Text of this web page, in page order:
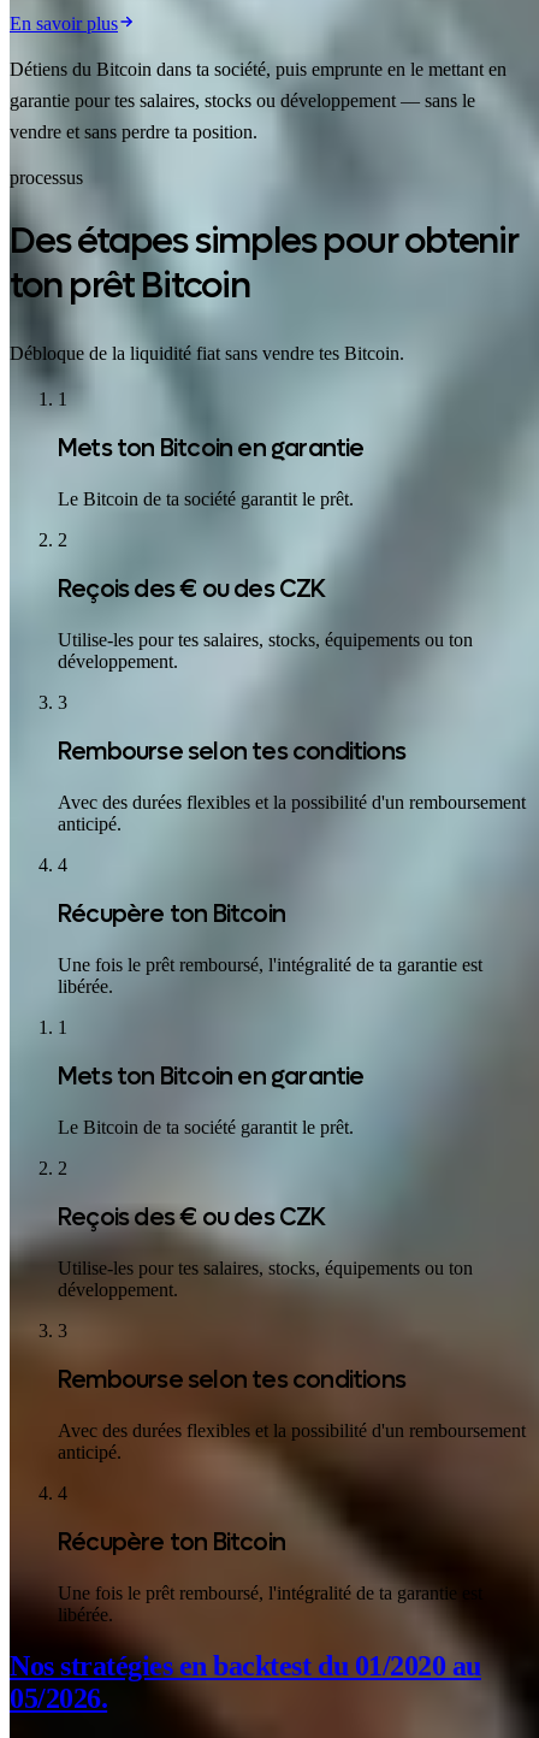
En savoir plus
Détiens du Bitcoin dans ta société, puis emprunte en le mettant en
garantie pour tes salaires, stocks ou développement — sans le
vendre et sans perdre ta position.
processus
Des étapes simples pour obtenir
ton prêt Bitcoin
Débloque de la liquidité fiat sans vendre tes Bitcoin.
1
Mets ton Bitcoin en garantie
Le Bitcoin de ta société garantit le prêt.
2
Reçois des € ou des CZK
Utilise-les pour tes salaires, stocks, équipements ou ton
développement.
3
Rembourse selon tes conditions
Avec des durées flexibles et la possibilité d'un remboursement
anticipé.
4
Récupère ton Bitcoin
Une fois le prêt remboursé, l'intégralité de ta garantie est
libérée.
1
Mets ton Bitcoin en garantie
Le Bitcoin de ta société garantit le prêt.
2
Reçois des € ou des CZK
Utilise-les pour tes salaires, stocks, équipements ou ton
développement.
3
Rembourse selon tes conditions
Avec des durées flexibles et la possibilité d'un remboursement
anticipé.
4
Récupère ton Bitcoin
Une fois le prêt remboursé, l'intégralité de ta garantie est
libérée.
Nos stratégies en backtest du 01/2020 au
05/2026.